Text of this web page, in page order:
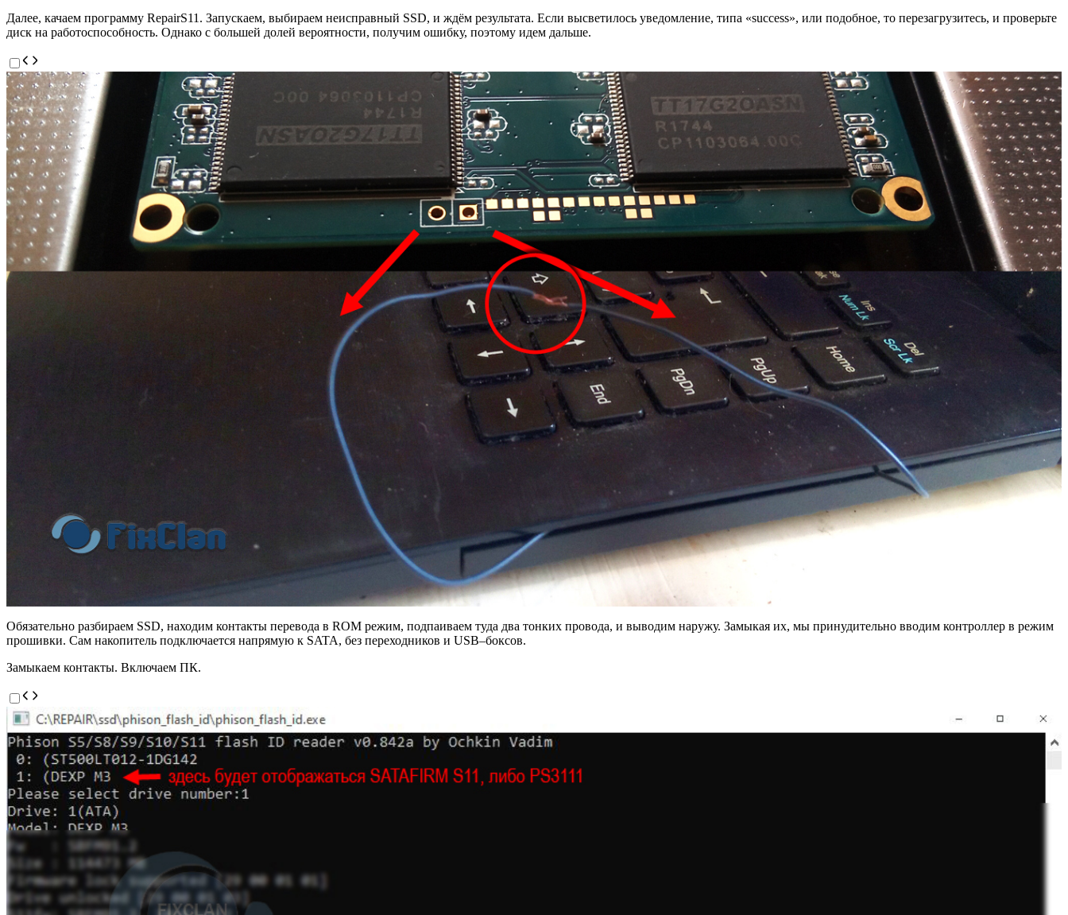
Далее, качаем программу RepairS11. Запускаем, выбираем неисправный SSD, и ждём результата. Если высветилось уведомление, типа «success», или подобное, то перезагрузитесь, и проверьте
диск на работоспособность. Однако с большей долей вероятности, получим ошибку, поэтому идем дальше.
Обязательно разбираем SSD, находим контакты перевода в ROM режим, подпаиваем туда два тонких провода, и выводим наружу. Замыкая их, мы принудительно вводим контроллер в режим
прошивки. Сам накопитель подключается напрямую к SATA, без переходников и USB–боксов.
Замыкаем контакты. Включаем ПК.